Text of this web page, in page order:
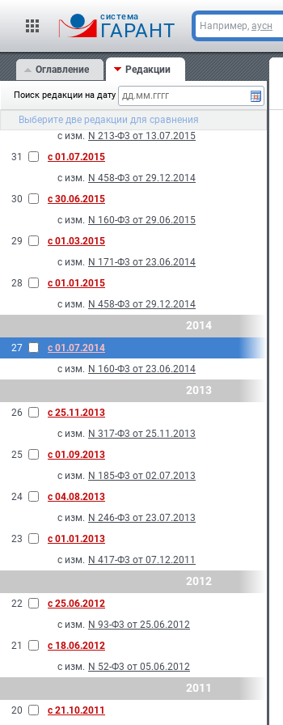
cистема
ГАРАНТ Например, аусн
Оглавление Редакции
Поиск редакции на дату
Выберите две редакции для сравнения
2015
с 09.12.2015
с изм. N 358-Ф3 от 28.11.2015
33
с 24.07.2015
с изм. N 233-Ф3 от 13.07.2015
32
с 13.07.2015
с изм. N 213-Ф3 от 13.07.2015
31
с 01.07.2015
с изм. N 458-Ф3 от 29.12.2014
30
с 30.06.2015
с изм. N 160-Ф3 от 29.06.2015
29
с 01.03.2015
с изм. N 171-Ф3 от 23.06.2014
28
с 01.01.2015
с изм. N 458-Ф3 от 29.12.2014
2014
27
с 01.07.2014
с изм. N 160-Ф3 от 23.06.2014
2013
26
с 25.11.2013
с изм. N 317-Ф3 от 25.11.2013
25
с 01.09.2013
с изм. N 185-Ф3 от 02.07.2013
24
с 04.08.2013
с изм. N 246-Ф3 от 23.07.2013
23
с 01.01.2013
с изм. N 417-Ф3 от 07.12.2011
2012
22
с 25.06.2012
с изм. N 93-Ф3 от 25.06.2012
21
с 18.06.2012
с изм. N 52-Ф3 от 05.06.2012
2011
20 с 21.10.2011